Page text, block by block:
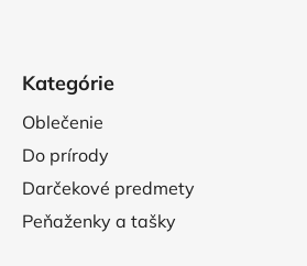
Kategórie
Oblečenie
Do prírody
Darčekové predmety
Peňaženky a tašky